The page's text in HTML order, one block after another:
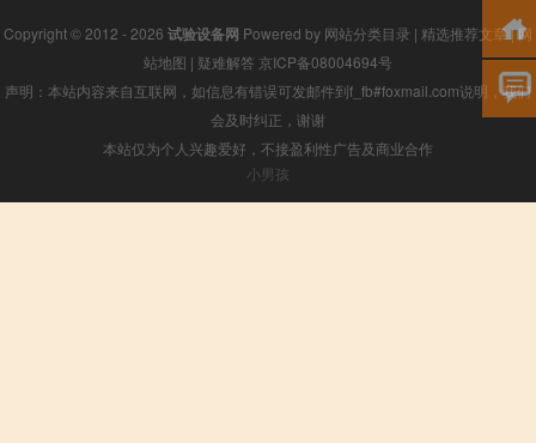
Copyright © 2012 - 2026 试验设备网 Powered by 网站分类目录 | 精选推荐文章 |网
站地图 | 疑难解答 京ICP备08004694号
声明：本站内容来自互联网，如信息有错误可发邮件到f_fb#foxmail.com说明，我们
会及时纠正，谢谢
本站仅为个人兴趣爱好，不接盈利性广告及商业合作
小男孩